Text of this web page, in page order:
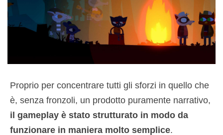
Proprio per concentrare tutti gli sforzi in quello che
è, senza fronzoli, un prodotto puramente narrativo,
il gameplay è stato strutturato in modo da
funzionare in maniera molto semplice.